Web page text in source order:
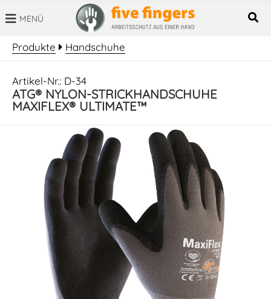
SUCHBEGRIFF
MENÜ
Produkte Handschuhe
Artikel-Nr.: D-34
ATG® NYLON-STRICKHANDSCHUHE
MAXIFLEX® ULTIMATE™